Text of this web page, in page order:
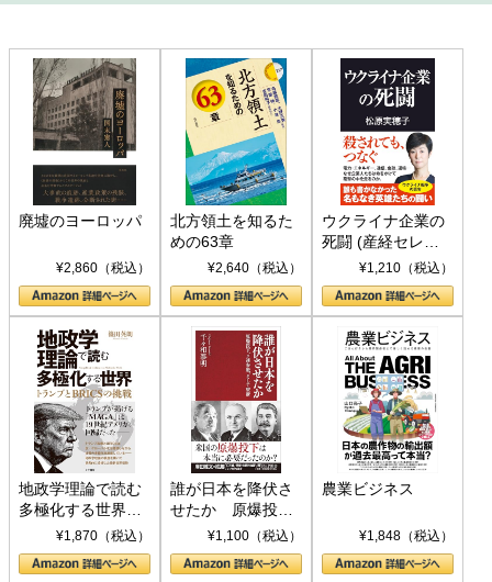
廃墟のヨーロッパ
¥2,860（税込）
北方領土を知るた
めの63章
¥2,640（税込）
ウクライナ企業の
死闘 (産経セレク
ト S 039)¥1,210（税込）
地政学理論で読む
多極化する世界：
トランプとBRICS
の挑戦
¥1,870（税込）
誰が日本を降伏さ
せたか 原爆投
下、ソ連参戦、そ
して聖断 (PHP新
書)
¥1,100（税込）
農業ビジネス
¥1,848（税込）